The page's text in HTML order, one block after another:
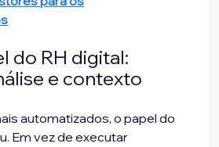
do RH digital:
e contexto
automatizados, o papel do
Em vez de executar